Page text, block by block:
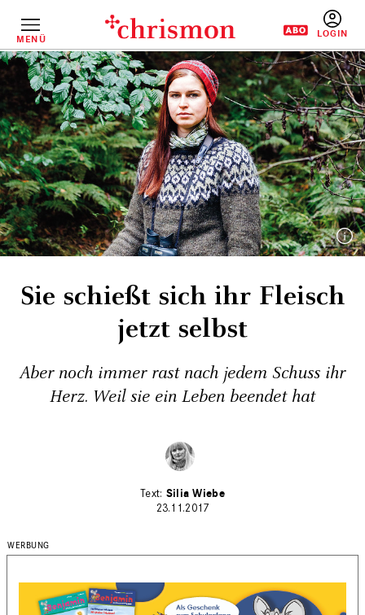
InhaltMENÜ
Sie schießt sich ihr Fleisch
jetzt selbst
Aber noch immer rast nach jedem Schuss ihr
Herz. Weil sie ein Leben beendet hat
Silia Wiebe
23.11.2017